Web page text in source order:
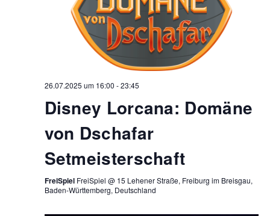
26.07.2025 um 16:00 -23:45
Disney Lorcana: Domäne
von Dschafar
Setmeisterschaft
FreiSpiel FreiSpiel @ 15 Lehener Straße, Freiburg im Breisgau,
Baden-Württemberg, Deutschland